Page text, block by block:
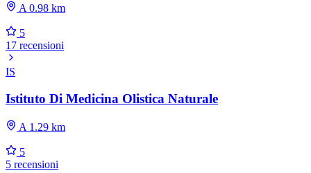
A 0.98 km
5
17 recensioni
IS
Istituto Di Medicina Olistica Naturale
A 1.29 km
5
5 recensioni